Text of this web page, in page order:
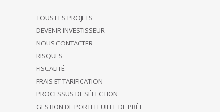
TOUS LES PROJETS
DEVENIR INVESTISSEUR
NOUS CONTACTER
RISQUES
FISCALITÉ
FRAIS ET TARIFICATION
PROCESSUS DE SÉLECTION
GESTION DE PORTEFEUILLE DE PRÊT